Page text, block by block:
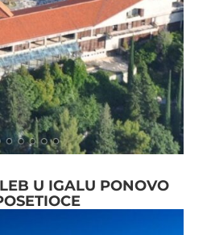
U IGALU PONOVO